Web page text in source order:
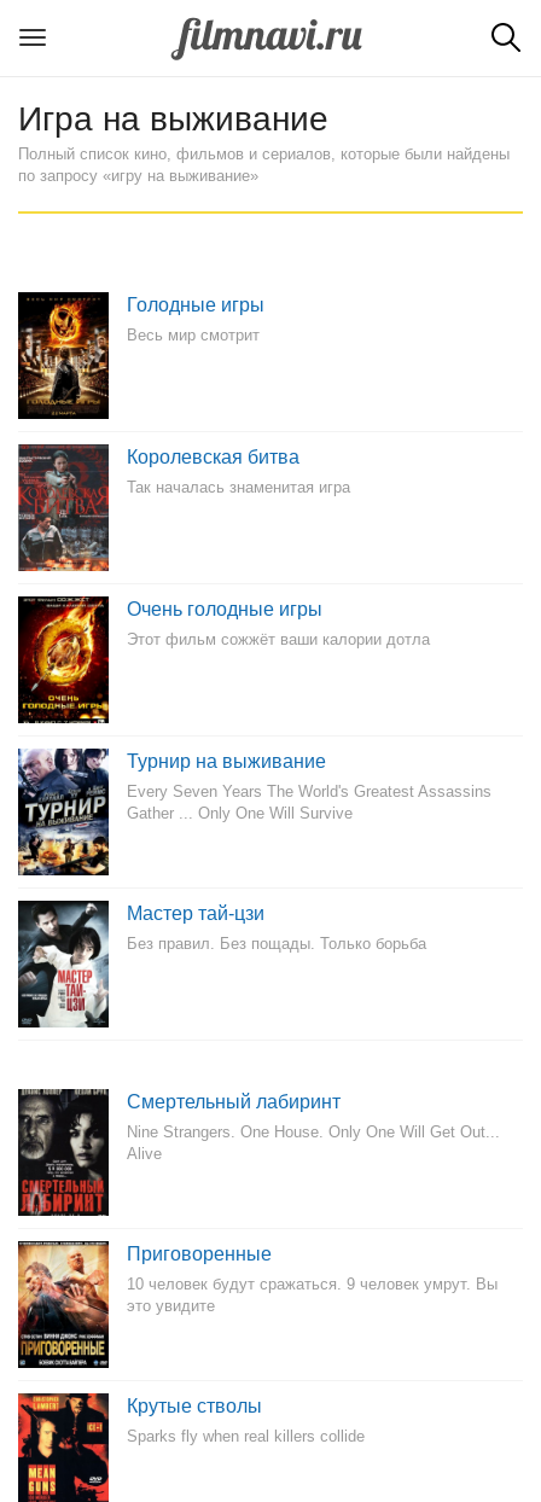
Игра на выживание
Полный список кино, фильмов и сериалов, которые были найдены
по запросу «игру на выживание»
Голодные игры
Весь мир смотрит
Королевская битва
Так началась знаменитая игра
Очень голодные игры
Этот фильм сожжёт ваши калории дотла
Турнир на выживание
Every Seven Years The World's Greatest Assassins
Gather ... Only One Will Survive
Мастер тай-цзи
Без правил. Без пощады. Только борьба
Смертельный лабиринт
Nine Strangers. One House. Only One Will Get Out...
Alive
Приговоренные
10 человек будут сражаться. 9 человек умрут. Вы
это увидите
Крутые стволы
Sparks fly when real killers collide